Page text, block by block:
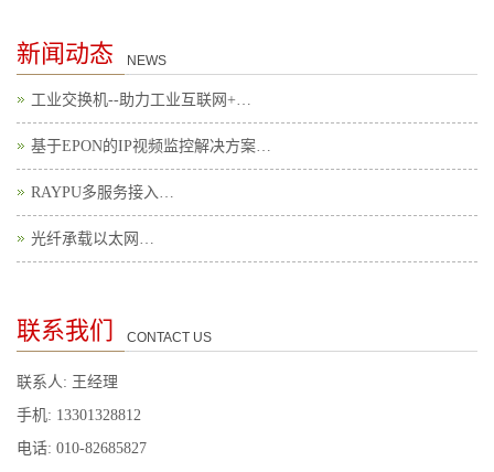
新闻动态 NEWS
工业交换机--助力工业互联网+…
基于EPON的IP视频监控解决方案…
RAYPU多服务接入…
光纤承载以太网…
联系我们 CONTACT US
联系人: 王经理
手机: 13301328812
电话: 010-82685827